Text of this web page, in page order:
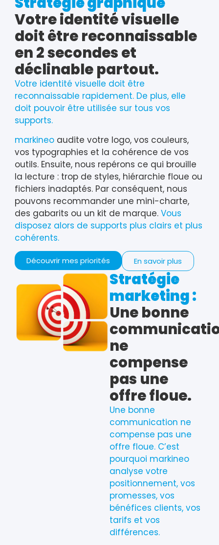
Votre identité visuelle
doit être reconnaissable
en 2 secondes et
déclinable partout.
Votre identité visuelle doit être
reconnaissable rapidement. De plus, elle
doit pouvoir être utilisée sur tous vos
supports.
markineo audite votre logo, vos couleurs,
vos typographies et la cohérence de vos
outils. Ensuite, nous repérons ce qui brouille
la lecture : trop de styles, hiérarchie floue ou
fichiers inadaptés. Par conséquent, nous
pouvons recommander une mini-charte,
des gabarits ou un kit de marque. Vous
disposez alors de supports plus clairs et plus
cohérents.
Découvrir mes priorités En savoir plus
Stratégie
marketing :
Une bonne
ne
compense
pas une
offre floue.
Une bonne
communication ne
compense pas une
offre floue. C’est
pourquoi markineo
analyse votre
positionnement, vos
promesses, vos
bénéfices clients, vos
tarifs et vos
différences.